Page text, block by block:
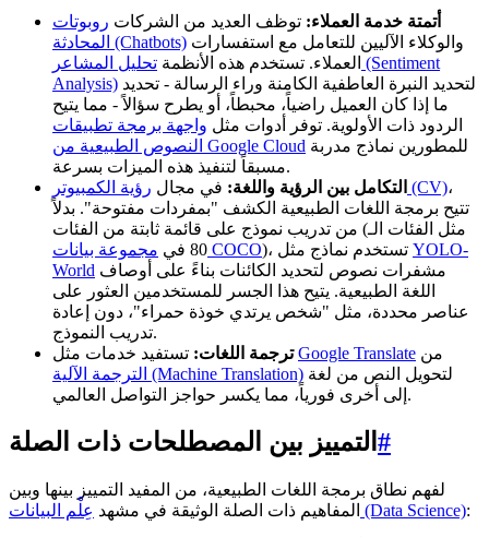
أتمتة خدمة العملاء: توظف العديد من الشركات روبوتات
المحادثة (Chatbots)
العملاء. تستخدم هذه الأنظمة تحليل المشاعر (Sentiment
Analysis)
ما إذا كان العميل راضياً، محبطاً، أو يطرح سؤالاً - مما يتيح
الردود ذات الأولوية. توفر أدوات مثل واجهة برمجة تطبيقات
النصوص الطبيعية من Google Cloud
مسبقاً لتنفيذ هذه الميزات بسرعة.
التكامل بين الرؤية واللغة: في مجال رؤية الكمبيوتر (CV)،
تتيح برمجة اللغات الطبيعية الكشف "بمفردات مفتوحة". بدلاً
من تدريب نموذج على قائمة ثابتة من الفئات (مثل الفئات الـ
80 في مجموعة بيانات COCO
YOLO-
World
اللغة الطبيعية. يتيح هذا الجسر للمستخدمين العثور على
عناصر محددة، مثل "شخص يرتدي خوذة حمراء"، دون إعادة
تدريب النموذج.
ترجمة اللغات:تستفيد خدمات مثلGoogle Translate من
الترجمة الآلية (Machine Translation)
إلى أخرى فورياً، مما يكسر حواجز التواصل العالمي.
التمييز بين المصطلحات ذات الصلة #
لفهم نطاق برمجة اللغات الطبيعية، من المفيد التمييز بينها وبين
المفاهيم ذات الصلة الوثيقة في مشهد عِلْم البيانات (Data Science):